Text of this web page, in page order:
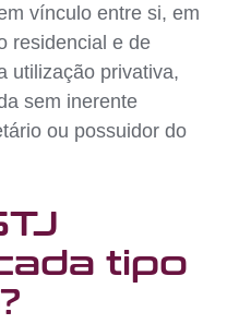
vínculo entre si, em
residencial e de
utilização privativa,
sem inerente
ou possuidor do
tipo